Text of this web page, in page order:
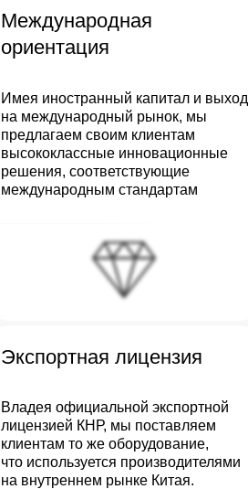
Экспортная лицензия
Владея официальной экспортной
лицензией КНР, мы поставляем
клиентам то же оборудование,
что используется производителями
на внутреннем рынке Китая.
Международная
ориентация
Имея иностранный капитал и выход
на международный рынок, мы
предлагаем своим клиентам
высококлассные инновационные
решения, соответствующие
международным стандартам